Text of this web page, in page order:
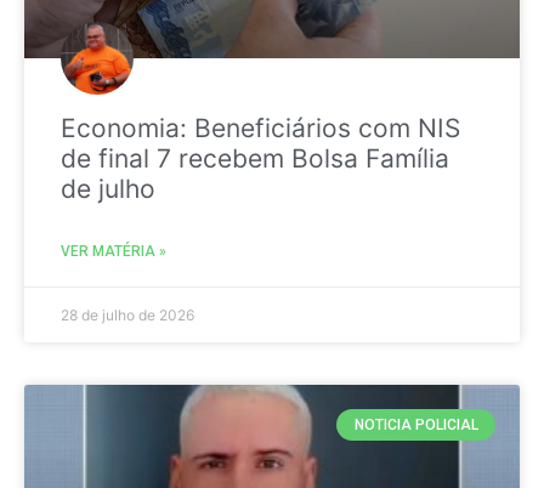
Economia: Beneficiários com NIS
de final 7 recebem Bolsa Família
de julho
VER MATÉRIA »
28 de julho de 2026
NOTICIA POLICIAL